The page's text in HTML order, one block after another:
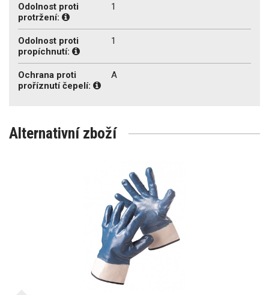
Odolnost proti
protržení:
1
Odolnost proti
propíchnutí:
1
Ochrana proti
proříznutí čepelí:
A
Alternativní zboží